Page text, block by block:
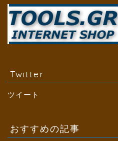
Twitter
ツイート
おすすめの記事